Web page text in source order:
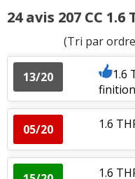
08/20
1.6
(3 )
10/20 1.6
)
07/20 1.6
06/20 1.6
24 avis 207 CC 1.6
(Tri par
13/20
1.6
05/20 1.6
1.6